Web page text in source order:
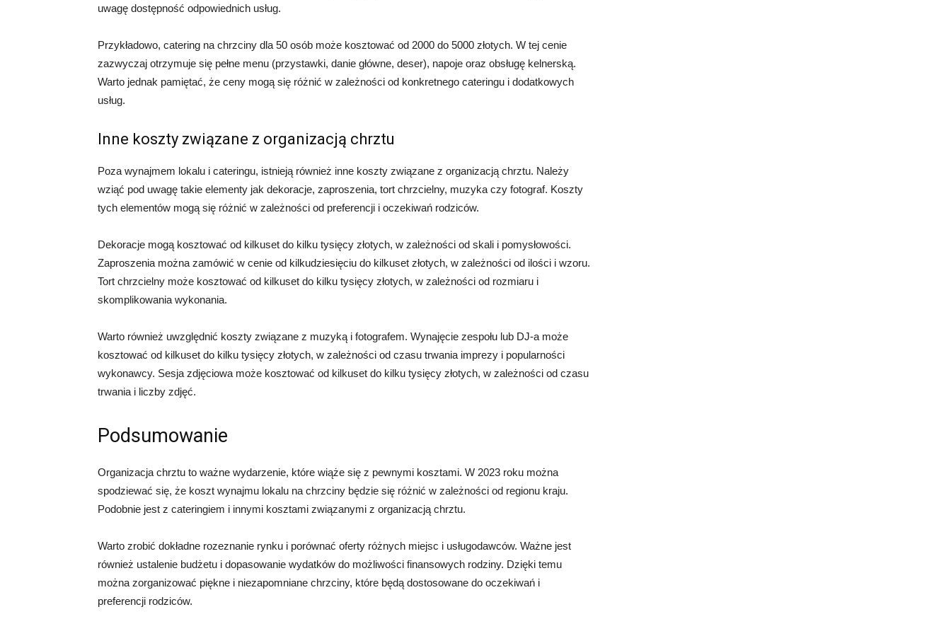
uwagę dostępność odpowiednich usług.
Przykładowo, catering na chrzciny dla 50 osób może kosztować od 2000 do 5000 złotych. W tej cenie
zazwyczaj otrzymuje się pełne menu (przystawki, danie główne, deser), napoje oraz obsługę kelnerską.
Warto jednak pamiętać, że ceny mogą się różnić w zależności od konkretnego cateringu i dodatkowych
usług.
Inne koszty związane z organizacją chrztu
Poza wynajmem lokalu i cateringu, istnieją również inne koszty związane z organizacją chrztu. Należy
wziąć pod uwagę takie elementy jak dekoracje, zaproszenia, tort chrzcielny, muzyka czy fotograf. Koszty
tych elementów mogą się różnić w zależności od preferencji i oczekiwań rodziców.
Dekoracje mogą kosztować od kilkuset do kilku tysięcy złotych, w zależności od skali i pomysłowości.
Zaproszenia można zamówić w cenie od kilkudziesięciu do kilkuset złotych, w zależności od ilości i wzoru.
Tort chrzcielny może kosztować od kilkuset do kilku tysięcy złotych, w zależności od rozmiaru i
skomplikowania wykonania.
Warto również uwzględnić koszty związane z muzyką i fotografem. Wynajęcie zespołu lub DJ-a może
kosztować od kilkuset do kilku tysięcy złotych, w zależności od czasu trwania imprezy i popularności
wykonawcy. Sesja zdjęciowa może kosztować od kilkuset do kilku tysięcy złotych, w zależności od czasu
trwania i liczby zdjęć.
Podsumowanie
Organizacja chrztu to ważne wydarzenie, które wiąże się z pewnymi kosztami. W 2023 roku można
spodziewać się, że koszt wynajmu lokalu na chrzciny będzie się różnić w zależności od regionu kraju.
Podobnie jest z cateringiem i innymi kosztami związanymi z organizacją chrztu.
Warto zrobić dokładne rozeznanie rynku i porównać oferty różnych miejsc i usługodawców. Ważne jest
również ustalenie budżetu i dopasowanie wydatków do możliwości finansowych rodziny. Dzięki temu
można zorganizować piękne i niezapomniane chrzciny, które będą dostosowane do oczekiwań i
preferencji rodziców.